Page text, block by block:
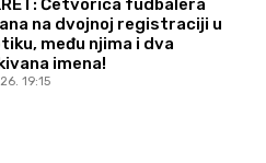
na dvojnoj registraciji u
među njima i dva
imena!
19:15